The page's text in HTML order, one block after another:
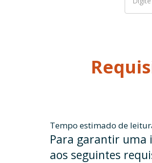
Para garantir uma
aos seguintes